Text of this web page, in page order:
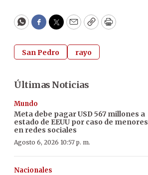
WhatsApp
Facebook
Twitter
EmailCopyPrint
San Pedro rayo
Últimas Noticias
Mundo
Meta debe pagar USD 567 millones a
estado de EEUU por caso de menores
en redes sociales
Agosto 6, 2026 10:57 p. m.
Nacionales